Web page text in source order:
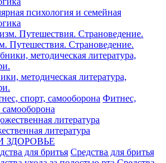
психология и семейная
Путешествия. Страноведение.
методическая литература,
Фитнес,
самооборона
литература
ЗДОРОВЬЕ
Средства для бритья